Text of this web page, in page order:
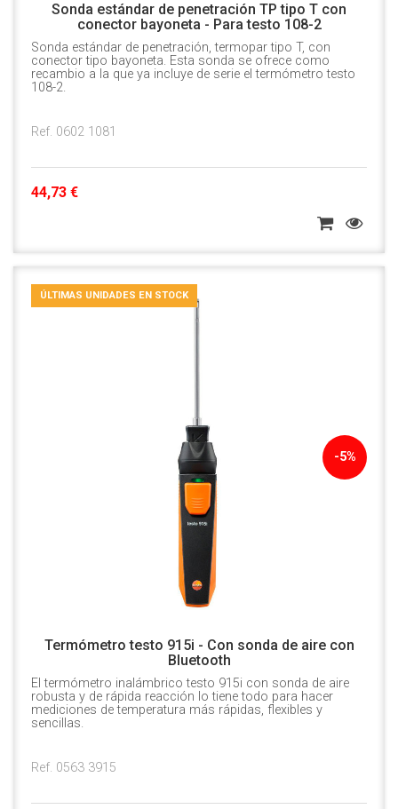
Sonda estándar de penetración TP tipo T con
conector bayoneta - Para testo 108-2
Sonda estándar de penetración, termopar tipo T, con
conector tipo bayoneta. Esta sonda se ofrece como
recambio a la que ya incluye de serie el termómetro testo
108-2.
Ref. 0602 1081
44,73 €
-5%
ÚLTIMAS UNIDADES EN STOCK
Termómetro testo 915i - Con sonda de aire con
Bluetooth
El termómetro inalámbrico testo 915i con sonda de aire
robusta y de rápida reacción lo tiene todo para hacer
mediciones de temperatura más rápidas, flexibles y
sencillas.
Ref. 0563 3915